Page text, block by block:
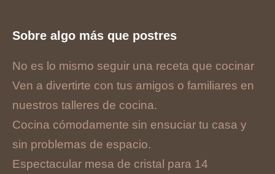
Sobre algo más que postres
No es lo mismo seguir una receta que cocinar
Ven a divertirte con tus amigos o familiares en
nuestros talleres de cocina.
Cocina cómodamente sin ensuciar tu casa y
sin problemas de espacio.
Espectacular mesa de cristal para 14